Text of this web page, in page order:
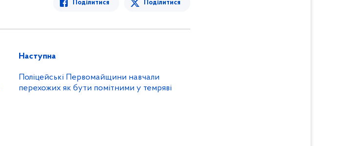
Поділитися Поділитися
Наступна
Поліцейські Первомайщини навчали
перехожих як бути помітними у темряві